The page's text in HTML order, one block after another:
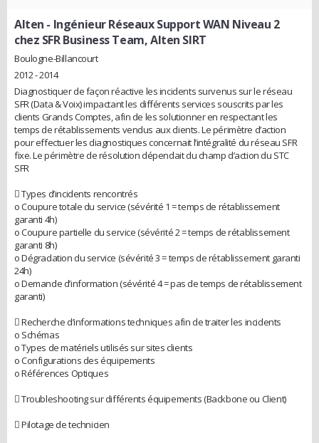
Alten - Ingénieur Réseaux Support WAN Niveau 2
chez SFR Business Team, Alten SIRT
Boulogne-Billancourt
2012 - 2014
Diagnostiquer de façon réactive les incidents survenus sur le réseau
SFR (Data & Voix) impactant les différents services souscrits par les
clients Grands Comptes, afin de les solutionner en respectant les
temps de rétablissements vendus aux clients. Le périmètre d’action
pour effectuer les diagnostiques concernait l’intégralité du réseau SFR
fixe. Le périmètre de résolution dépendait du champ d’action du STC
SFR
 Types d’incidents rencontrés
o Coupure totale du service (sévérité 1 = temps de rétablissement
garanti 4h)
o Coupure partielle du service (sévérité 2 = temps de rétablissement
garanti 8h)
o Dégradation du service (sévérité 3 = temps de rétablissement garanti
24h)
o Demande d’information (sévérité 4 = pas de temps de rétablissement
garanti)
 Recherche d’informations techniques afin de traiter les incidents
o Schémas
o Types de matériels utilisés sur sites clients
o Configurations des équipements
o Références Optiques
 Troubleshooting sur différents équipements (Backbone ou Client)
 Pilotage de technicien